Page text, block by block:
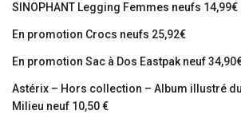
SINOPHANT Legging Femmes neufs 14,99€
En promotion Crocs neufs 25,92€
En promotion Sac à Dos Eastpak neuf
Astérix – Hors collection – Album illustré
Milieu neuf 10,50 €